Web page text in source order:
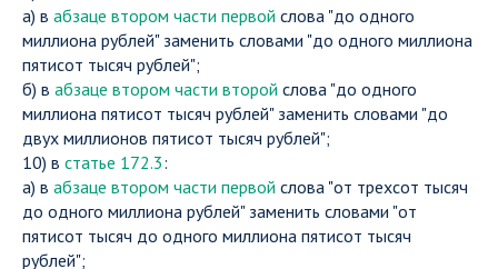
а) в абзаце втором части первой слова "до одного
миллиона рублей" заменить словами "до одного миллиона
пятисот тысяч рублей";
б) в абзаце втором части второй слова "до одного
миллиона пятисот тысяч рублей" заменить словами "до
двух миллионов пятисот тысяч рублей";
10) в статье 172.3:
а) в абзаце втором части первой слова "от трехсот тысяч
до одного миллиона рублей" заменить словами "от
пятисот тысяч до одного миллиона пятисот тысяч
рублей";